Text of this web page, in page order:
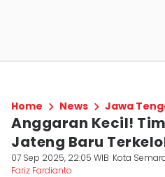
Home News Jawa
Anggaran Kecil!
Jateng Baru
07 Sep 2025, 22:05 WIB Kota
Fariz Fardianto